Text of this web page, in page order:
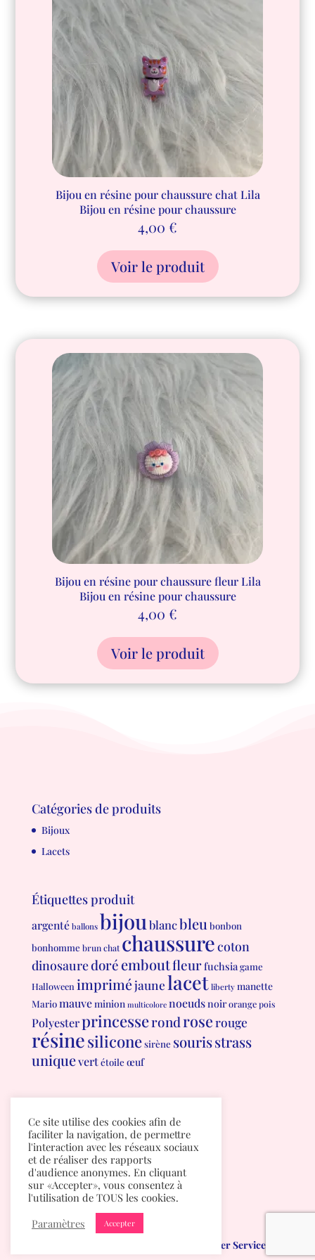
Bijou en résine pour chaussure chat Lila
Bijou en résine pour chaussure
4,00 €
Voir le produit
Bijou en résine pour chaussure fleur Lila
Bijou en résine pour chaussure
4,00 €
Voir le produit
Catégories de produits
Bijoux
Lacets
Étiquettes produit
argenté ballons bijou blancbleu bonbon
bonhomme brun chat chaussurecoton
dinosauredoré emboutfleurfuchsiagame
Halloween impriméjaunelacet liberty manette
Mariomauveminion multicolore noeudsnoirorange pois
Polyesterprincesserondroserouge
résinesiliconesirène sourisstrass
uniquevertétoile œuf
Politique de confidentialité
Albuma Computer Services
Ce site utilise des cookies afin de
faciliter la navigation, de permettre
l'interaction avec les réseaux sociaux
et de réaliser des rapports
d'audience anonymes. En cliquant
sur «Accepter», vous consentez à
l'utilisation de TOUS les cookies.
Paramètres
Accepter